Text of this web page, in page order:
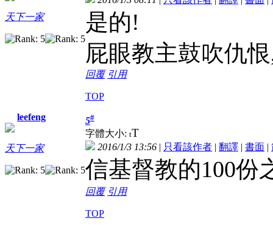
天下一家
是的!
屁眼教主鼓吹仇
回覆 引用
TOP
leefeng
天下一家
5#
字體大小: tT
2016/1/3 13:56 | 只看該作者 | 翻譯 | 書面 |
信基督教的100份
回覆 引用
TOP